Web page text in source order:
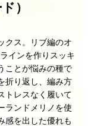
）
クス。リブ編のオ
インを作りスッキ
ことが悩みの種で
折り返し、編み方
トレスなく履いて
ランドメリノを使
感を出した優れも